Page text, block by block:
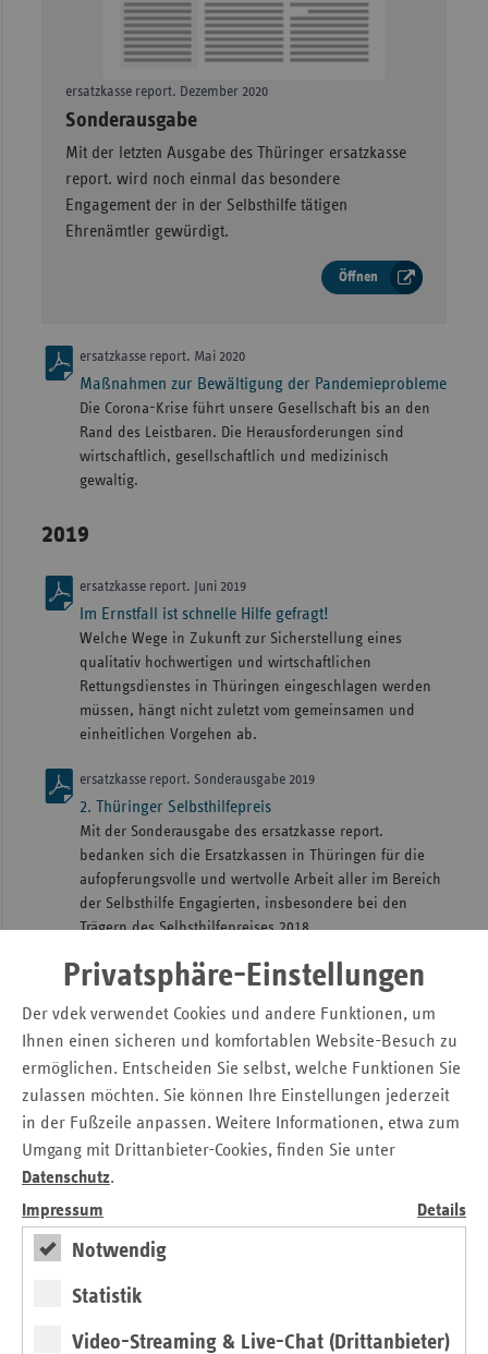
Privatsphäre-Einstellungen
Der vdek verwendet Cookies und andere Funktionen, um
Ihnen einen sicheren und komfortablen Website-Besuch zu
ermöglichen. Entscheiden Sie selbst, welche Funktionen Sie
zulassen möchten. Sie können Ihre Einstellungen jederzeit
in der Fußzeile anpassen. Weitere Informationen, etwa zum
Umgang mit Drittanbieter-Cookies, finden Sie unter
Datenschutz.
Impressum
Details
Notwendig
Statistik
Video-Streaming & Live-Chat (Drittanbieter)
ersatzkasse report. Dezember 2020
–
Sonderausgabe
Mit der letzten Ausgabe des Thüringer ersatzkasse
report. wird noch einmal das besondere
Engagement der in der Selbsthilfe tätigen
Ehrenämtler gewürdigt.
Öffnen
ersatzkasse report. Mai 2020
Maßnahmen zur Bewältigung der Pandemieprobleme
Die Corona-Krise führt unsere Gesellschaft bis an den
Rand des Leistbaren. Die Herausforderungen sind
wirtschaftlich, gesellschaftlich und medizinisch
gewaltig.
2019
ersatzkasse report. Juni 2019
Im Ernstfall ist schnelle Hilfe gefragt!
Welche Wege in Zukunft zur Sicherstellung eines
qualitativ hochwertigen und wirtschaftlichen
Rettungsdienstes in Thüringen eingeschlagen werden
müssen, hängt nicht zuletzt vom gemeinsamen und
einheitlichen Vorgehen ab.
ersatzkasse report. Sonderausgabe 2019
2. Thüringer Selbsthilfepreis
Mit der Sonderausgabe des ersatzkasse report.
bedanken sich die Ersatzkassen in Thüringen für die
aufopferungsvolle und wertvolle Arbeit aller im Bereich
der Selbsthilfe Engagierten, insbesondere bei den
Trägern des Selbsthilfepreises 2018.
2018
ersatzkasse report. August 2018
Problem erkannt - Gefahr auch bald gebannt?
Es hat eine Weile gedauert, zu erkennen, dass die
sinnvolle Organisation der Notfallversorgung ein
besonderes Augenmerk verdient.
ersatzkasse report. Ausgabe April 2018
Gelebte (un)getrübte Solidarität bei den
Krankenkassen
Der Morbi-RSA hat in seiner jetzigen Ausgestaltung
Wettbewerbsbedingungen.